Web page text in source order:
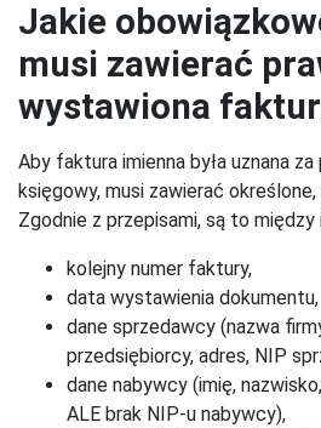
Jakie
musi zawierać
wystawiona
Aby faktura imienna była uznana
księgowy, musi zawierać
Zgodnie z przepisami, są to między
kolejny numer faktury,
data wystawienia dokumentu,
dane sprzedawcy (nazwa
przedsiębiorcy, adres, NIP
dane nabywcy (imię,
ALE brak NIP-u nabywcy),